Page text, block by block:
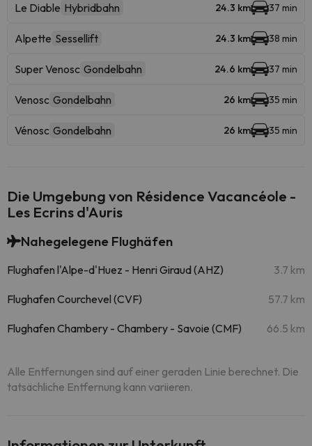
Le Diable Hybridbahn 24.3 km 37 min
Alpette Sessellift 24.3 km 38 min
Super Venosc Gondelbahn 24.6 km 37 min
Venosc Gondelbahn 26 km 35 min
Vénosc Gondelbahn 26 km 35 min
Die Umgebung von Résidence Vacancéole -
Les Ecrins d'Auris
Nahegelegene Flughäfen
Flughafen l'Alpe-d'Huez - Henri Giraud (AHZ) 3.7 km
Flughafen Courchevel (CVF) 57.7 km
Flughafen Chambery - Chambery - Savoie (CMF) 66.5 km
Alle Entfernungen sind auf einer geraden Linie berechnet. Die
tatsächliche Entfernung kann variieren.